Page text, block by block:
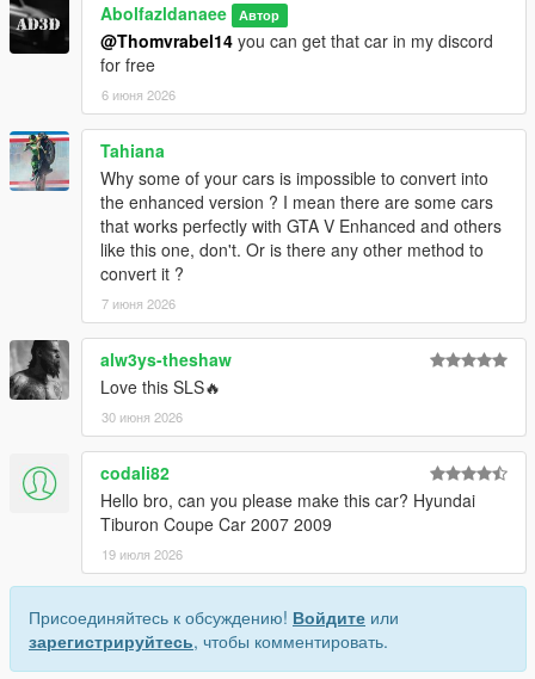
Abolfazldanaee Автор
@Thomvrabel14 you can get that car in my discord
for free
6 июня 2026
Tahiana
Why some of your cars is impossible to convert into
the enhanced version ? I mean there are some cars
that works perfectly with GTA V Enhanced and others
like this one, don't. Or is there any other method to
convert it ?
7 июня 2026
alw3ys-theshaw
Love this SLS🔥
30 июня 2026
codali82
Hello bro, can you please make this car? Hyundai
Tiburon Coupe Car 2007 2009
19 июля 2026
Присоединяйтесь к обсуждению! Войдите или
зарегистрируйтесь, чтобы комментировать.